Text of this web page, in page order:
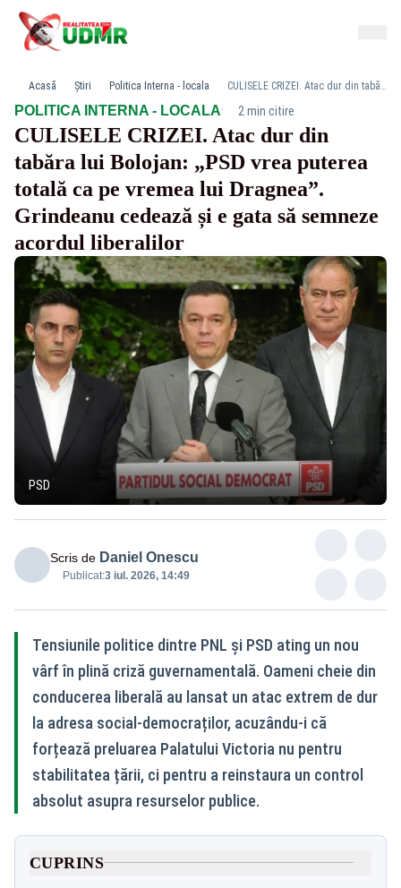
Acasă Știri Politica Interna - locala CULISELE CRIZEI. Atac dur din tabăra lui Bolojan: „PSD vrea puterea totală ca pe vremea lui Dragnea”. Grindeanu cedează și e gata să semneze acordul liberalilor
POLITICA INTERNA - LOCALA· 2 min citire
CULISELE CRIZEI. Atac dur din
tabăra lui Bolojan: „PSD vrea puterea
totală ca pe vremea lui Dragnea”.
Grindeanu cedează și e gata să semneze
acordul liberalilor
PSD
Scris de Daniel Onescu
Publicat:3 iul. 2026, 14:49
Tensiunile politice dintre PNL și PSD ating un nou
vârf în plină criză guvernamentală. Oameni cheie din
conducerea liberală au lansat un atac extrem de dur
la adresa social-democraților, acuzându-i că
forțează preluarea Palatului Victoria nu pentru
stabilitatea țării, ci pentru a reinstaura un control
absolut asupra resurselor publice.
CUPRINS